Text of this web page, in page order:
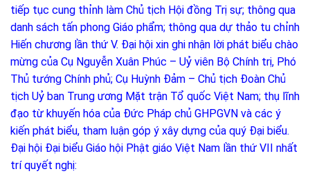
tiếp tục cung thỉnh làm Chủ tịch Hội đồng Trị sự; thông qua
danh sách tấn phong Giáo phẩm; thông qua dự thảo tu chỉnh
Hiến chương lần thứ V. Đại hội xin ghi nhận lời phát biểu chào
mừng của Cụ Nguyễn Xuân Phúc – Uỷ viên Bộ Chính trị, Phó
Thủ tướng Chính phủ; Cụ Huỳnh Đảm – Chủ tịch Đoàn Chủ
tịch Uỷ ban Trung ương Mặt trận Tổ quốc Việt Nam; thụ lĩnh
đạo từ khuyến hóa của Đức Pháp chủ GHPGVN và các ý
kiến phát biểu, tham luận góp ý xây dựng của quý Đại biểu.
Đại hội Đại biểu Giáo hội Phật giáo Việt Nam lần thứ VII nhất
trí quyết nghị: